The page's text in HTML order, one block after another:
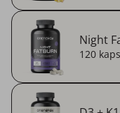
Night
120